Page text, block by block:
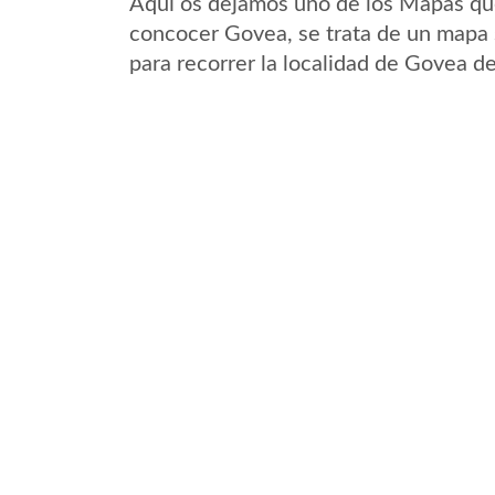
Aqui os dejamos uno de los Mapas
concocer Govea, se trata de un
para recorrer la localidad de Govea